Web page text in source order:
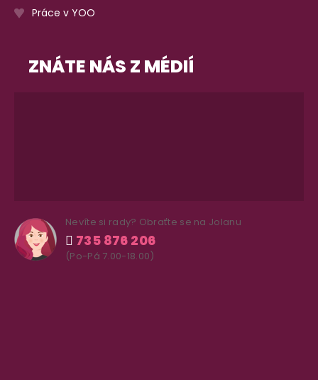
Práce v YOO
ZNÁTE NÁS Z MÉDIÍ
Nevíte si rady? Obraťte se na Jolanu
735 876 206
(Po-Pá 7.00-18.00)